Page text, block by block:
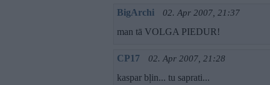
BigArchi 02. Apr 2007, 21:37
man tā VOLGA PIEDUR!
CP17 02. Apr 2007, 21:28
kaspar bļin... tu saprati...